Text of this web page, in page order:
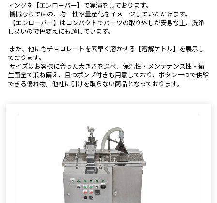
ィングを【エンローバー】で実演をしております。
機械ならではの、均一性や量産化をイメージしていただけます。
し易いので色変えにも適しています。
ております。
生面全て兼ね備え、且つポンプ付きも用意しており、ボタン一つで供給
できる優れ物。他社に引けを取らない商品となっております。